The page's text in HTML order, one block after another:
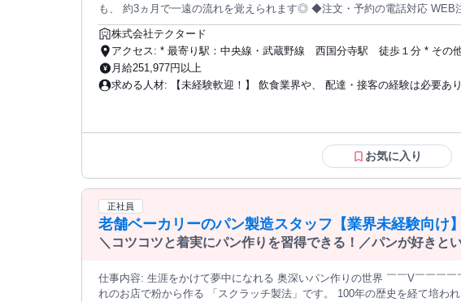
も、 約3ヵ月で一遠の流れを覚えられます◎ ◆注文・予約の電話対応 WEB注文も増えているので、 電話の手間も軽
減！ ◆配達＆桶の回収 配達件数は1日約10件～20件 配達エ
株式会社テクタード
アクセス: * 最寄り駅：中央線・武蔵野線 西国分寺駅 徒歩１分 * その他交通手段：
自転車通勤可
月給251,977円以上
求める人材: 【未経験軟迎！】 飲食業界や、 配達・接客の経験は必要ありません。 社
お気に入り
正社員
老舗ベーカリーのパン製造スタッフ【業界未経験向け】
＼コツコツと着実にパン作りを習得できる！／パンが好きと
仕事内容: 生涯をかけて夢中になれる 奥深いパン作りの世界 ￣￣V￣￣￣￣￣￣￣￣ ドンクのパンづくりは、 それぞ
れのお店で粉から作る 「スクラッチ製法」です。 100年の歴史を経て培われた技術で 小麦粉の風味を最大限に活かす